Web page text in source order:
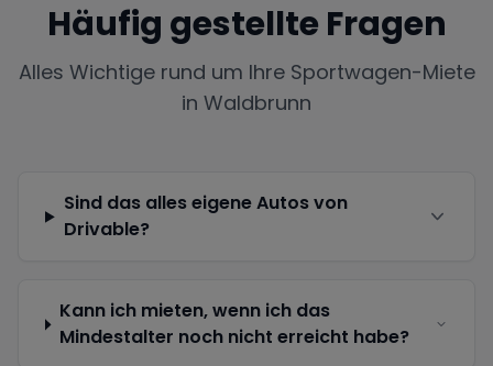
Häufig gestellte Fragen
Alles Wichtige rund um Ihre Sportwagen-Miete
in Waldbrunn
Sind das alles eigene Autos von
Drivable?
Kann ich mieten, wenn ich das
Mindestalter noch nicht erreicht habe?